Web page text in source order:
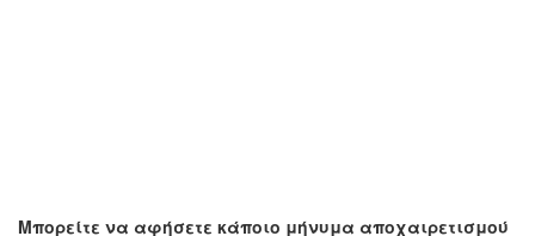
Μπορείτε να αφήσετε κάποιο μήνυμα αποχαιρετισμού